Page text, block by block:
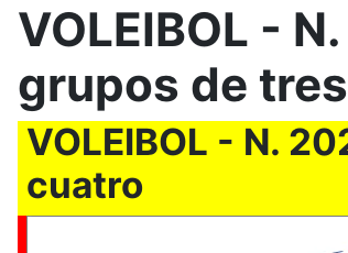
VOLEIBOL -
grupos de
VOLEIBOL - N.
cuatro